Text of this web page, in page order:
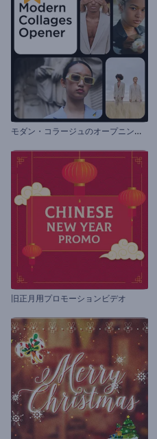
モ
ダン・コラージュのオープニング動画
旧正月用プロモーションビデオ